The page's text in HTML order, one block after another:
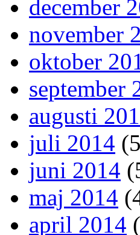
december
november
oktober
september
augusti
juli 2014
juni 2014
maj 2014
april 2014